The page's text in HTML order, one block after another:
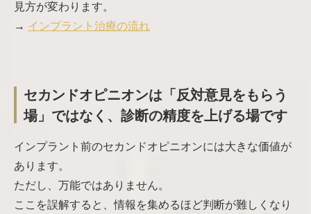
見方が変わります。
→ インプラント治療の流れ
セカンドオピニオンは「反対意見をもらう
場」ではなく、診断の精度を上げる場です
インプラント前のセカンドオピニオンには大きな価値が
あります。
ただし、万能ではありません。
ここを誤解すると、情報を集めるほど判断が難しくなり